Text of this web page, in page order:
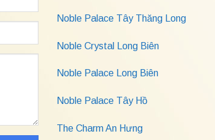
Noble Palace Tây Thăng Long
Noble Crystal Long Biên
Noble Palace Long Biên
Noble Palace Tây Hồ
The Charm An Hưng